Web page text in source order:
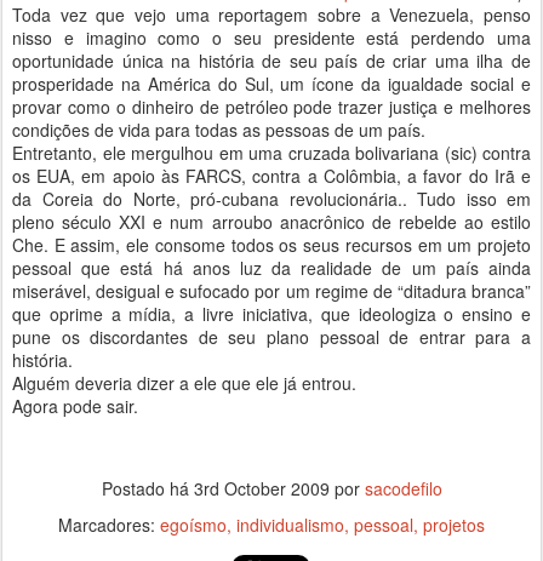
Toda vez que vejo uma reportagem sobre a Venezuela, penso
nisso e imagino como o seu presidente está perdendo uma
oportunidade única na história de seu país de criar uma ilha de
prosperidade na América do Sul, um ícone da igualdade social e
provar como o dinheiro de petróleo pode trazer justiça e melhores
condições de vida para todas as pessoas de um país.
Entretanto, ele mergulhou em uma cruzada bolivariana (sic) contra
os EUA, em apoio às FARCS, contra a Colômbia, a favor do Irã e
da Coreia do Norte, pró-cubana revolucionária.. Tudo isso em
pleno século XXI e num arroubo anacrônico de rebelde ao estilo
Che. E assim, ele consome todos os seus recursos em um projeto
pessoal que está há anos luz da realidade de um país ainda
miserável, desigual e sufocado por um regime de “ditadura branca”
que oprime a mídia, a livre iniciativa, que ideologiza o ensino e
pune os discordantes de seu plano pessoal de entrar para a
história.
Alguém deveria dizer a ele que ele já entrou.
Agora pode sair.
Postado há 3rd October 2009 por sacodefilo
Marcadores: egoísmo individualismo pessoal projetos